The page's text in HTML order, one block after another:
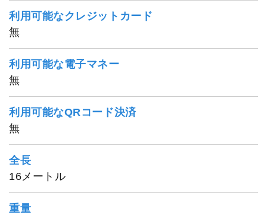
利用可能なクレジットカード
無
利用可能な電子マネー
無
利用可能なQRコード決済
無
全長
16メートル
重量